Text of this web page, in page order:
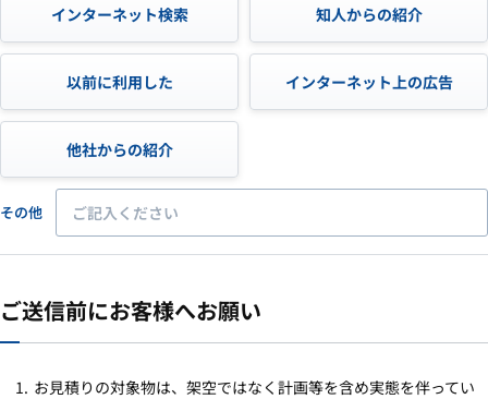
インターネット検索 知人からの紹介
以前に利用した インターネット上の広告
他社からの紹介
その他
ご送信前にお客様へお願い
お見積りの対象物は、架空ではなく計画等を含め実態を伴ってい